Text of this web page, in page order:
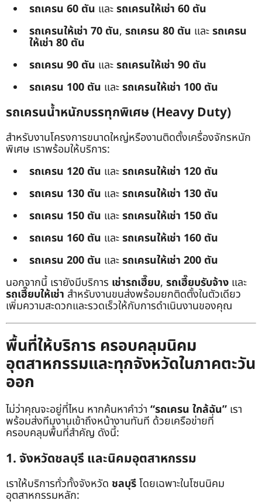
รถเครน 60 ตัน และรถเครนให้เช่า 60 ตัน
รถเครนให้เช่า 70 ตัน, รถเครน 80 ตัน และรถเครน
ให้เช่า 80 ตัน
รถเครน 90 ตัน และรถเครนให้เช่า 90 ตัน
รถเครน 100 ตัน และรถเครนให้เช่า 100 ตัน
รถเครนน้ำหนักบรรทุกพิเศษ (Heavy Duty)
สำหรับงานโครงการขนาดใหญ่หรืองานติดตั้งเครื่องจักรหนัก
พิเศษ เราพร้อมให้บริการ:
รถเครน 120 ตัน และรถเครนให้เช่า 120 ตัน
รถเครน 130 ตัน และรถเครนให้เช่า 130 ตัน
รถเครน 150 ตัน และรถเครนให้เช่า 150 ตัน
รถเครน 160 ตัน และรถเครนให้เช่า 160 ตัน
รถเครน 200 ตัน และรถเครนให้เช่า 200 ตัน
นอกจากนี้ เรายังมีบริการ เช่ารถเฮี๊ยบ, รถเฮี๊ยบรับจ้าง และ
รถเฮี๊ยบให้เช่า สำหรับงานขนส่งพร้อมยกติดตั้งในตัวเดียว
เพิ่มความสะดวกและรวดเร็วให้กับการดำเนินงานของคุณ
พื้นที่ให้บริการ ครอบคลุมนิคม
อุตสาหกรรมและทุกจังหวัดในภาคตะวัน
ออก
ไม่ว่าคุณจะอยู่ที่ไหน หากค้นหาคำว่า “รถเครน ใกล้ฉัน” เรา
พร้อมส่งทีมงานเข้าถึงหน้างานทันที ด้วยเครือข่ายที่
ครอบคลุมพื้นที่สำคัญ ดังนี้:
1. จังหวัดชลบุรี และนิคมอุตสาหกรรม
เราให้บริการทั่วทั้งจังหวัด ชลบุรีโดยเฉพาะในโซนนิคม
อุตสาหกรรมหลัก: